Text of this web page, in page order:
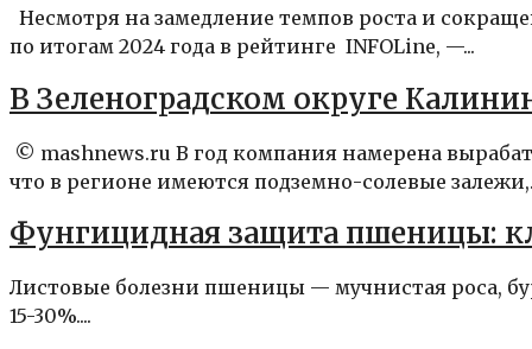
Несмотря на замедление темпов роста и
по итогам 2024 года в рейтинге INFOLine, —...
В Зеленоградском округе
© mashnews.ru В год компания намерена
что в регионе имеются подземно-солевые
Фунгицидная защита пшеницы:
Листовые болезни пшеницы — мучнистая роса,
15-30%....